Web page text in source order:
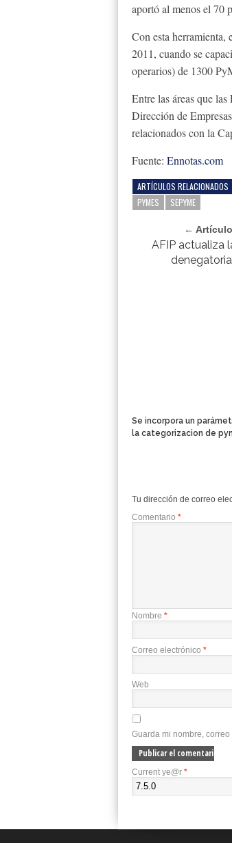
aportó al menos el 70
Con esta herramienta,
2011, cuando se
operarios) de 1300
Entre las áreas que
Dirección de
relacionados con la
Fuente: Ennotas.com
ARTÍCULOS RELACIONADOS
PYMES
SEPYME
←
AFIP actualiza
Se incorpora un
la categorizacion de
Tu dirección de correo
Comentario *
Nombre *
Correo electrónico *
Web
Guarda mi nombre,
Current ye@r *